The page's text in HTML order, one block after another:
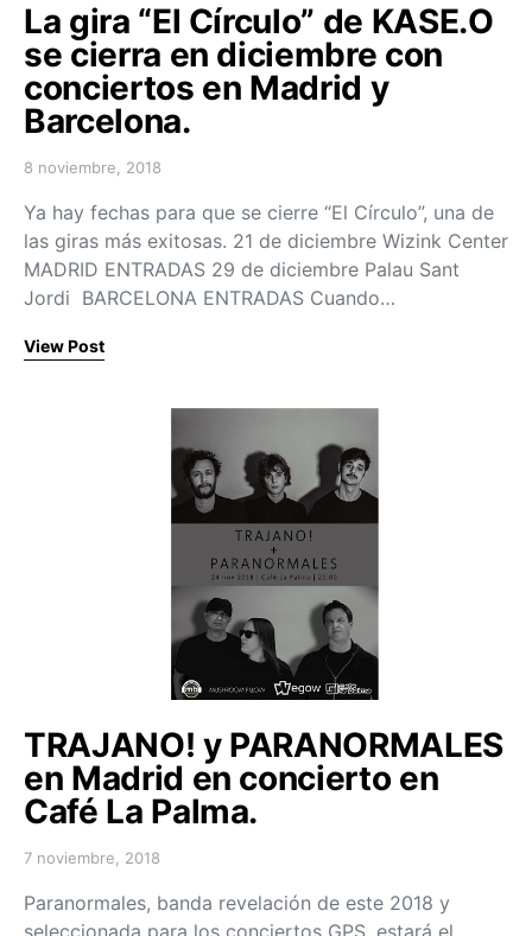
La gira “El Círculo” de KASE.O
se cierra en diciembre con
conciertos en Madrid y
Barcelona.
Posted on
8 noviembre, 2018
Ya hay fechas para que se cierre “El Círculo”, una de
las giras más exitosas. 21 de diciembre Wizink Center
MADRID ENTRADAS 29 de diciembre Palau Sant
Jordi BARCELONA ENTRADAS Cuando…
View Post
TRAJANO! y PARANORMALES
en Madrid en concierto en
Café La Palma.
Posted on
7 noviembre, 2018
Paranormales, banda revelación de este 2018 y